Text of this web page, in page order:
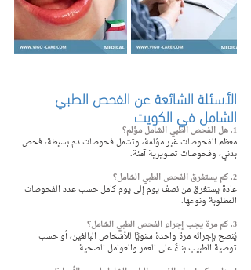
الأسئلة الشائعة عن الفحص الطبي
الشامل في الكويت
1. هل الفحص الطبي الشامل مؤلم؟
معظم الفحوصات غير مؤلمة، وتشمل فحوصات دم بسيطة، فحص
بدني، وفحوصات تصويرية آمنة.
2. كم يستغرق الفحص الطبي الشامل؟
عادة يستغرق من نصف يوم إلى يوم كامل حسب عدد الفحوصات
المطلوبة ونوعها.
3. كم مرة يجب إجراء الفحص الطبي الشامل؟
يُنصح بإجرائه مرة واحدة سنويًا للأشخاص البالغين، أو حسب
توصية الطبيب بناءً على العمر والعوامل الصحية.